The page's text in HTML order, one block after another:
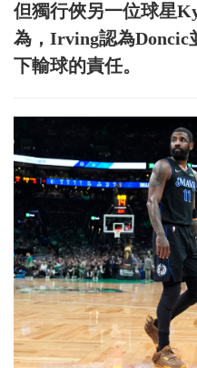
但獨行俠另一位球星
為，Irving認為Doncic
下輸球的責任。